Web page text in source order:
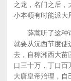
之龙，名门之后，
小本领有时能派大
薛蒿听了这种话
就要从沅西节度使
去，自称湘西大苗
口三十万，丁口百
大唐皇帝治理，自